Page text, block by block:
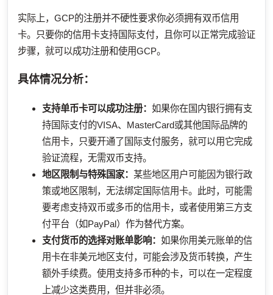
实际上，GCP的注册并不硬性要求你必须拥有双币信用
卡。只要你的信用卡支持国际支付，且你可以正常完成验证
步骤，就可以成功注册和使用GCP。
具体情况分析：
支持单币卡可以成功注册： 如果你在国内银行拥有支
持国际支付的VISA、MasterCard或其他国际品牌的
信用卡，只要开通了国际支付服务，就可以用它完成
验证流程，无需双币支持。
地区限制与特殊国家： 某些地区用户可能因为银行政
策或地区限制，无法绑定国际信用卡。此时，可能需
要考虑支持双币或多币的信用卡，或者使用第三方支
付平台（如PayPal）作为替代方案。
支付货币的选择对账单影响： 如果你用美元账单的信
用卡在非美元地区支付，可能会涉及货币转换，产生
额外手续费。使用支持多币种的卡，可以在一定程度
上减少这类费用，但并非必须。